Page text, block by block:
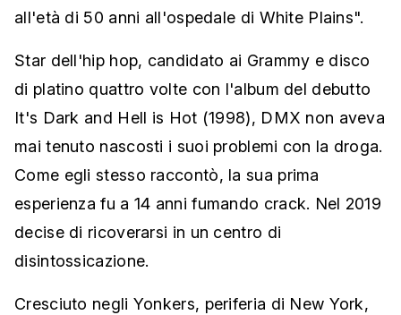
all'età di 50 anni all'ospedale di White Plains".
Star dell'hip hop, candidato ai Grammy e disco
di platino quattro volte con l'album del debutto
It's Dark and Hell is Hot (1998), DMX non aveva
mai tenuto nascosti i suoi problemi con la droga.
Come egli stesso raccontò, la sua prima
esperienza fu a 14 anni fumando crack. Nel 2019
decise di ricoverarsi in un centro di
disintossicazione.
Cresciuto negli Yonkers, periferia di New York,